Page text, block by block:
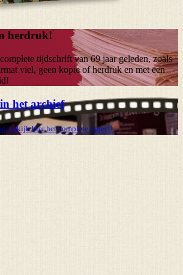
herdruk!
tijdschrift van69 jaargeleden, zoals
viel, geen kopie of herdruk en met een
het archief
bekijk hier het complete traject!